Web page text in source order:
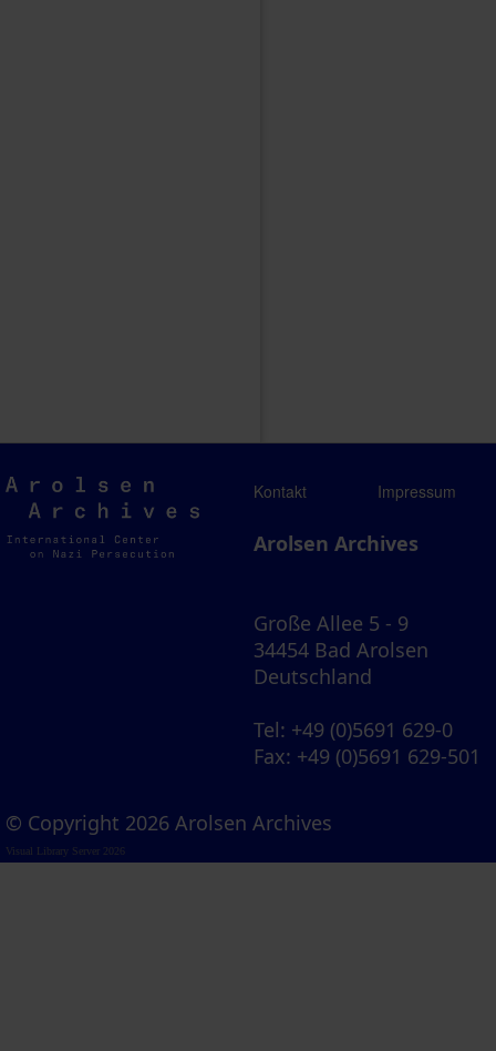
Arolsen
Archives
Kontakt Impressum
Arolsen Archives
Große Allee 5 - 9
34454 Bad Arolsen
Deutschland
Tel: +49 (0)5691 629-0
Fax: +49 (0)5691 629-501
© Copyright 2026 Arolsen Archives
Visual Library Server 2026